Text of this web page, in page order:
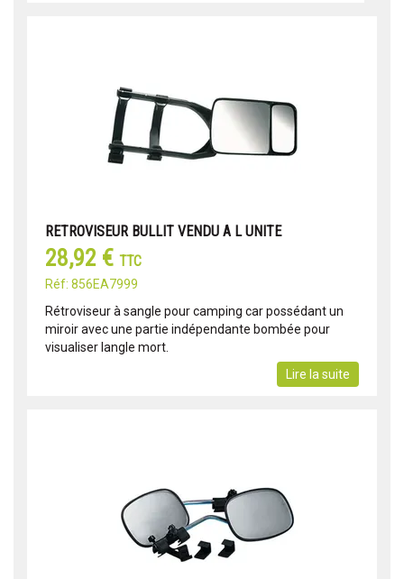
RETROVISEUR BULLIT VENDU A L UNITE
28,92 € TTC
Réf: 856EA7999
Rétroviseur à sangle pour camping car possédant un
miroir avec une partie indépendante bombée pour
visualiser langle mort.
Lire la suite